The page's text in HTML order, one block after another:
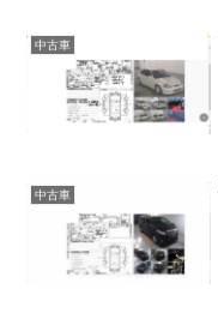
中古車
中古車